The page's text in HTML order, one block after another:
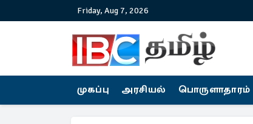
Friday, Aug 7, 2026
முகப்பு அரசியல் பொருளாதாரம்